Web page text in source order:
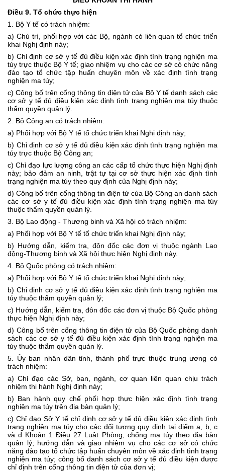
Điều 9. Tổ chức thực hiện
1. Bộ Y tế có trách nhiệm:
a) Chủ trì, phối hợp với các Bộ, ngành có liên quan tổ chức triển
khai Nghị định này;
b) Chỉ định cơ sở y tế đủ điều kiện xác định tình trạng nghiện ma
túy trực thuộc Bộ Y tế; giao nhiệm vụ cho các cơ sở có chức năng
đào tạo tổ chức tập huấn chuyên môn về xác định tình trạng
nghiện ma túy;
c) Công bố trên cổng thông tin điện tử của Bộ Y tế danh sách các
cơ sở y tế đủ điều kiện xác định tình trạng nghiện ma túy thuộc
thẩm quyền quản lý.
2. Bộ Công an có trách nhiệm:
a) Phối hợp với Bộ Y tế tổ chức triển khai Nghị định này;
b) Chỉ định cơ sở y tế đủ điều kiện xác định tình trạng nghiện ma
túy trực thuộc Bộ Công an;
c) Chỉ đạo lực lượng công an các cấp tổ chức thực hiện Nghị định
này; bảo đảm an ninh, trật tự tại cơ sở thực hiện xác định tình
trạng nghiện ma túy theo quy định của Nghị định này;
d) Công bố trên cổng thông tin điện tử của Bộ Công an danh sách
các cơ sở y tế đủ điều kiện xác định tình trạng nghiện ma túy
thuộc thẩm quyền quản lý.
3. Bộ Lao động - Thương binh và Xã hội có trách nhiệm:
a) Phối hợp với Bộ Y tế tổ chức triển khai Nghị định này;
b) Hướng dẫn, kiểm tra, đôn đốc các đơn vị thuộc ngành Lao
động-Thương binh và Xã hội thực hiện Nghị định này.
4. Bộ Quốc phòng có trách nhiệm:
a) Phối hợp với Bộ Y tế tổ chức triển khai Nghị định này;
b) Chỉ định cơ sở y tế đủ điều kiện xác định tình trạng nghiện ma
túy thuộc thẩm quyền quản lý;
c) Hướng dẫn, kiểm tra, đôn đốc các đơn vị thuộc Bộ Quốc phòng
thực hiện Nghị định này;
d) Công bố trên cổng thông tin điện tử của Bộ Quốc phòng danh
sách các cơ sở y tế đủ điều kiện xác định tình trạng nghiện ma
túy thuộc thẩm quyền quản lý.
5. Ủy ban nhân dân tỉnh, thành phố trực thuộc trung ương có
trách nhiệm:
a) Chỉ đạo các Sở, ban, ngành, cơ quan liên quan chịu trách
nhiệm thi hành Nghị định này;
b) Ban hành quy chế phối hợp thực hiện xác định tình trạng
nghiện ma túy trên địa bàn quản lý;
c) Chỉ đạo Sở Y tế chỉ định cơ sở y tế đủ điều kiện xác định tình
trạng nghiện ma túy cho các đối tượng quy định tạiđiểm a, b, c
và d Khoản 1 Điều 27 Luật Phòng, chống ma túytheo địa bàn
quản lý; hướng dẫn và giao nhiệm vụ cho các cơ sở có chức
năng đào tạo tổ chức tập huấn chuyên môn về xác định tình trạng
nghiện ma túy; công bố danh sách cơ sở y tế đủ điều kiện được
chỉ định trên cổng thông tin điện tử của đơn vị;